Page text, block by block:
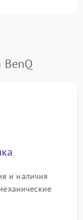
и наличия
вывода
артефактов на